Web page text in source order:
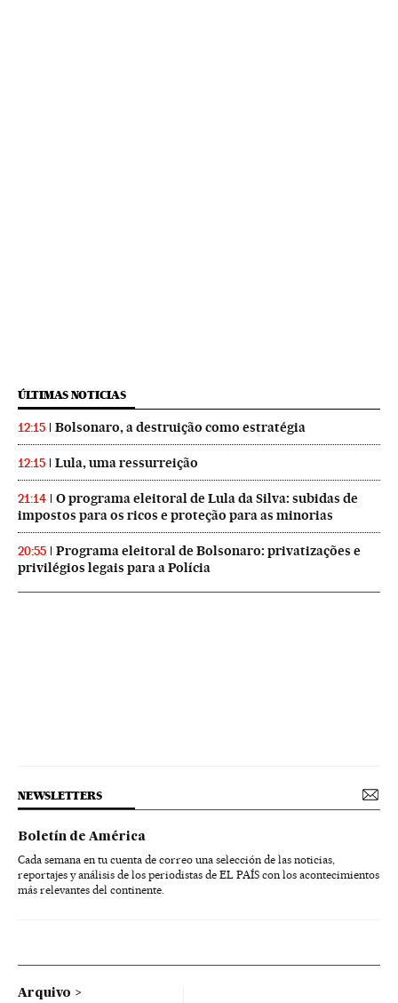
ÚLTIMAS NOTICIAS
12:15 Bolsonaro, a destruição como estratégia
12:15 Lula, uma ressurreição
21:14
O programa eleitoral de Lula da Silva: subidas de
impostos para os ricos e proteção para as minorias
20:55
Programa eleitoral de Bolsonaro: privatizações e
privilégios legais para a Polícia
NEWSLETTERS
Boletín de América
Cada semana en tu cuenta de correo una selección de las noticias,
reportajes y análisis de los periodistas de EL PAÍS con los acontecimientos
más relevantes del continente.
Arquivo